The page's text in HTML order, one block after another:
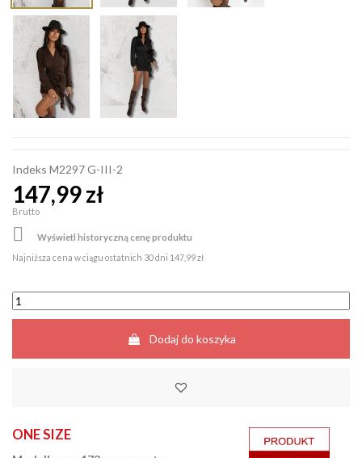
Indeks M2297 G-III-2
147,99 zł
Brutto

Wyświetl historyczną cenę produktu
Najniższa cena w ciągu ostatnich 30 dni 147,99 zł
Dodaj do koszyka
ONE SIZE